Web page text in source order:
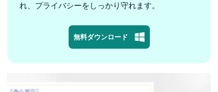
れ、プライバシーをしっかり守れます。
無料ダウンロード